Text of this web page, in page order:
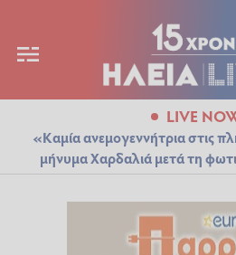
LIVE
«Καμία ανεμογεννήτρια στις
μήνυμα Χαρδαλιά μετά τη